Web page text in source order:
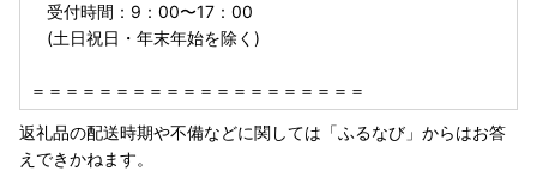
受付時間：9：00〜17：00
(土日祝日・年末年始を除く)
＝＝＝＝＝＝＝＝＝＝＝＝＝＝＝＝＝＝＝＝
返礼品の配送時期や不備などに関しては「ふるなび」からはお答
えできかねます。